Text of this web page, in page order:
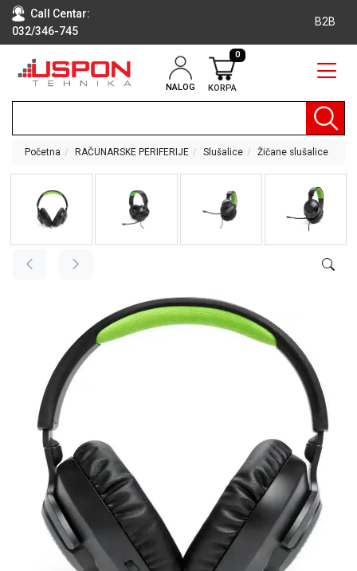
Call Centar:
032/346-745
B2B
NALOG KORPA
0
RAČUNARI
TEHNIKA
OPREMA
AUDIO,
VIDEO
DODATNA
OPREMA
MOBILNI I
TELEFONI
APARATI
Početna RAČUNARSKE PERIFERIJE Slušalice Žičane slušalice